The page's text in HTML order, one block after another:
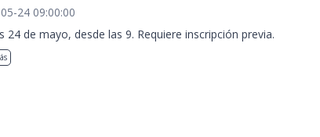
24 09:00:00
24 de mayo, desde las 9. Requiere inscripción previa.